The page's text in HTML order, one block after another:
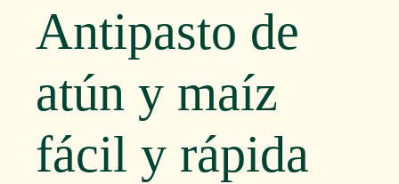
Antipasto de
atún y maíz
fácil y rápida